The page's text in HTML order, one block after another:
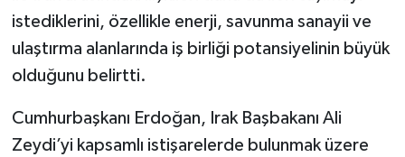
istediklerini, özellikle enerji, savunma sanayii ve
ulaştırma alanlarında iş birliği potansiyelinin büyük
olduğunu belirtti.
Cumhurbaşkanı Erdoğan, Irak Başbakanı Ali
Zeydi’yi kapsamlı istişarelerde bulunmak üzere